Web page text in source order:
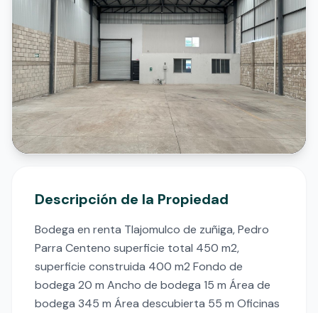
Descripción de la Propiedad
Bodega en renta Tlajomulco de zuñiga, Pedro
Parra Centeno superficie total 450 m2,
superficie construida 400 m2 Fondo de
bodega 20 m Ancho de bodega 15 m Área de
bodega 345 m Área descubierta 55 m Oficinas